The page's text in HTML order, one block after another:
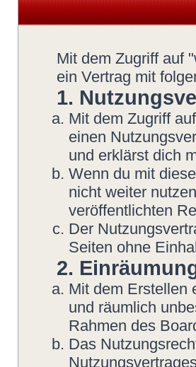
Mit dem Zugriff auf
ein Vertrag mit
1.
Mit dem Zugriff
einen
und erklärst dich
Wenn du mit
nicht weiter
veröffentlichten
Der
Seiten ohne
2.
Mit dem Erstellen
und räumlich
Rahmen des
Das